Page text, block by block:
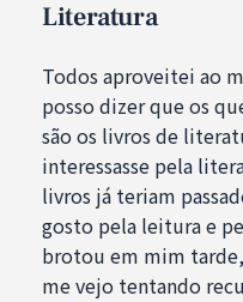
Literatura
Todos aproveitei ao
posso dizer que os
são os livros de
interessasse pela
livros já teriam
gosto pela leitura e
brotou em mim
me vejo tentando